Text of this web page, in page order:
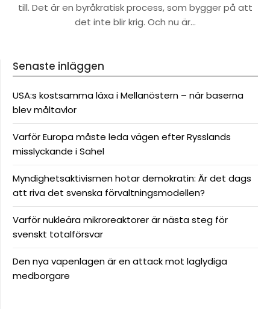
till. Det är en byråkratisk process, som bygger på att
det inte blir krig. Och nu är…
Senaste inläggen
USA:s kostsamma läxa i Mellanöstern – när baserna
blev måltavlor
Varför Europa måste leda vägen efter Rysslands
misslyckande i Sahel
Myndighetsaktivismen hotar demokratin: Är det dags
att riva det svenska förvaltningsmodellen?
Varför nukleära mikroreaktorer är nästa steg för
svenskt totalförsvar
Den nya vapenlagen är en attack mot laglydiga
medborgare